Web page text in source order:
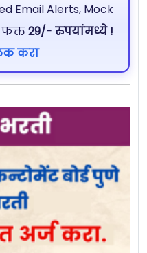
Email Alerts, Mock
फक्त29/- रुपयांमध्ये !
करा